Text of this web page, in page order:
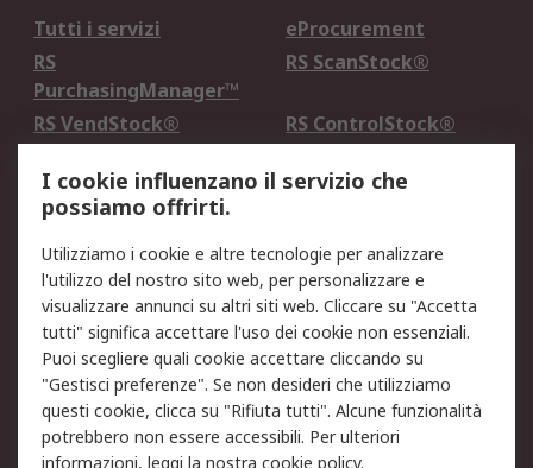
Tutti i servizi
eProcurement
RS
PurchasingManager™
RS ScanStock®
RS VendStock®
RS ControlStock®
Legale
Informativa Cookie
Informativa Privacy -
Aggiornata
Email Security
Termini d'uso
Condizioni di vendita
Condizioni generali di
servizio
Etica e responsabilità
I cookie influenzano il servizio che
possiamo offrirti.
Utilizziamo i cookie e altre tecnologie per analizzare
l'utilizzo del nostro sito web, per personalizzare e
visualizzare annunci su altri siti web. Cliccare su "Accetta
tutti" significa accettare l'uso dei cookie non essenziali.
Puoi scegliere quali cookie accettare cliccando su
"Gestisci preferenze". Se non desideri che utilizziamo
questi cookie, clicca su "Rifiuta tutti". Alcune funzionalità
potrebbero non essere accessibili. Per ulteriori
informazioni, leggi la nostra cookie policy.